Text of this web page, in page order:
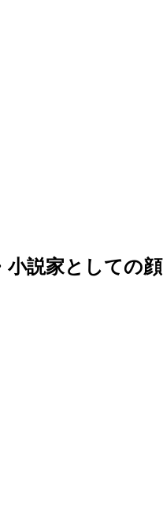
小説家としての顔